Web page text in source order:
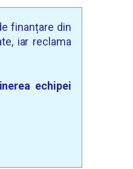
finanțare din
iar reclama
echipei